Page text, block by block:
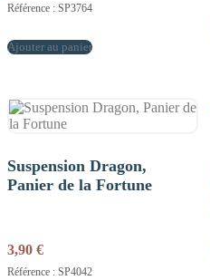
Référence : SP3764
Ajouter au panier
Suspension Dragon,
Panier de la Fortune
3,90 €
Référence : SP4042